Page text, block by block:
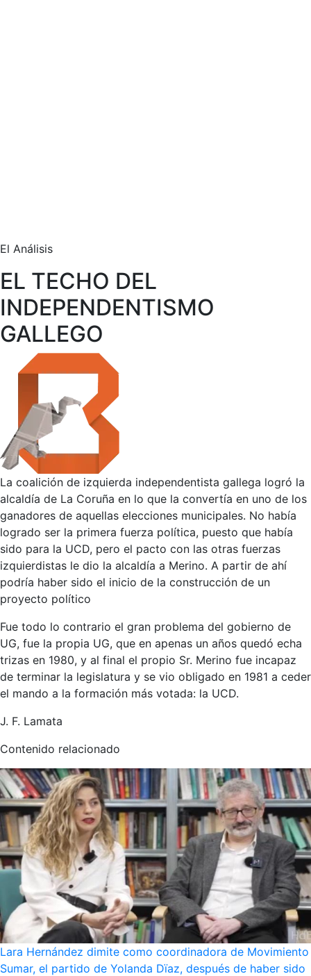
El Análisis
EL TECHO DEL
INDEPENDENTISMO
GALLEGO
La coalición de izquierda independentista gallega logró la
alcaldía de La Coruña en lo que la convertía en uno de los
ganadores de aquellas elecciones municipales. No había
logrado ser la primera fuerza política, puesto que había
sido para la UCD, pero el pacto con las otras fuerzas
izquierdistas le dio la alcaldía a Merino. A partir de ahí
podría haber sido el inicio de la construcción de un
proyecto político
Fue todo lo contrario el gran problema del gobierno de
UG, fue la propia UG, que en apenas un años quedó echa
trizas en 1980, y al final el propio Sr. Merino fue incapaz
de terminar la legislatura y se vio obligado en 1981 a ceder
el mando a la formación más votada: la UCD.
J. F. Lamata
Contenido relacionado
Lara Hernández dimite como coordinadora de Movimiento
Sumar, el partido de Yolanda Dïaz, después de haber sido